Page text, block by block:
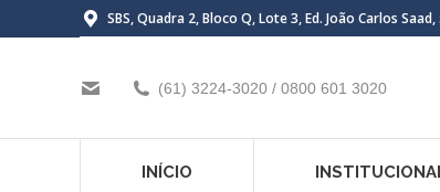
SBS, Quadra 2, Bloco Q, Lote 3, Ed. João Carlos
(61) 3224-3020 / 0800 601 3020
INÍCIO